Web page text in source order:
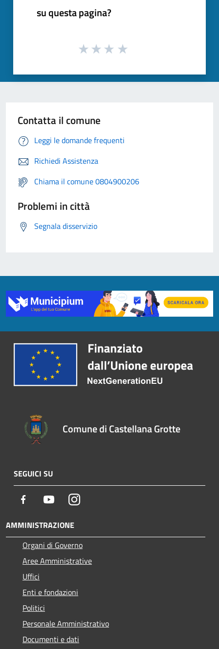
su questa pagina?
Contatta il comune
Leggi le domande frequenti
Richiedi Assistenza
Chiama il comune 0804900206
Problemi in città
Segnala disservizio
Comune di Castellana Grotte
SEGUICI SU
Facebook YoutubeInstagram
AMMINISTRAZIONE
Organi di Governo
Aree Amministrative
Uffici
Enti e fondazioni
Politici
Personale Amministrativo
Documenti e dati